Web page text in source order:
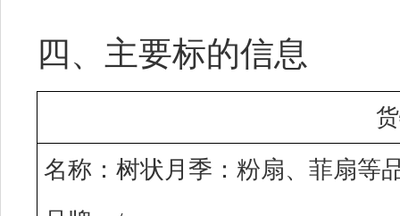
四、主要标的信息
名称：树状月季：粉扇、菲扇等